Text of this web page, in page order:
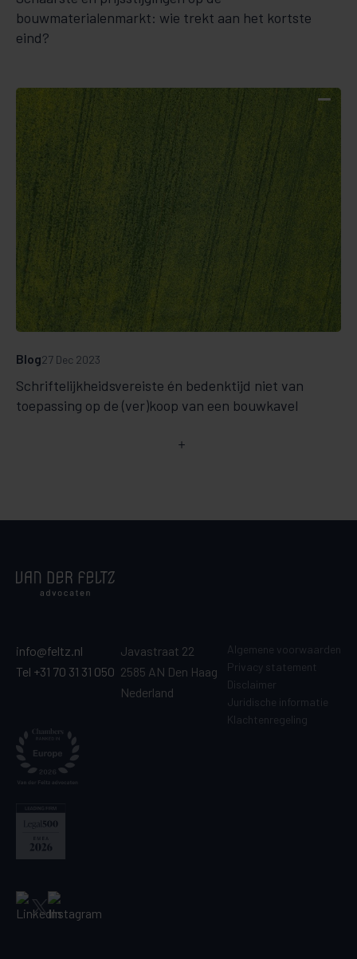
bouwmaterialenmarkt: wie trekt aan het kortste
eind?
Schriftelijkheidsvereiste én bedenktijd niet van
toepassing op de (ver)koop van een bouwkavel
Blog27 Dec 2023
info@feltz.nl
Tel +31 70 31 31 050
Javastraat 22
2585 AN Den Haag
Nederland
Algemene voorwaarden
Privacy statement
Disclaimer
Juridische informatie
Klachtenregeling